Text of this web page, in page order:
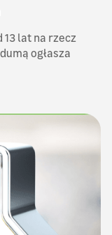
13 lat na rzecz
ogłasza